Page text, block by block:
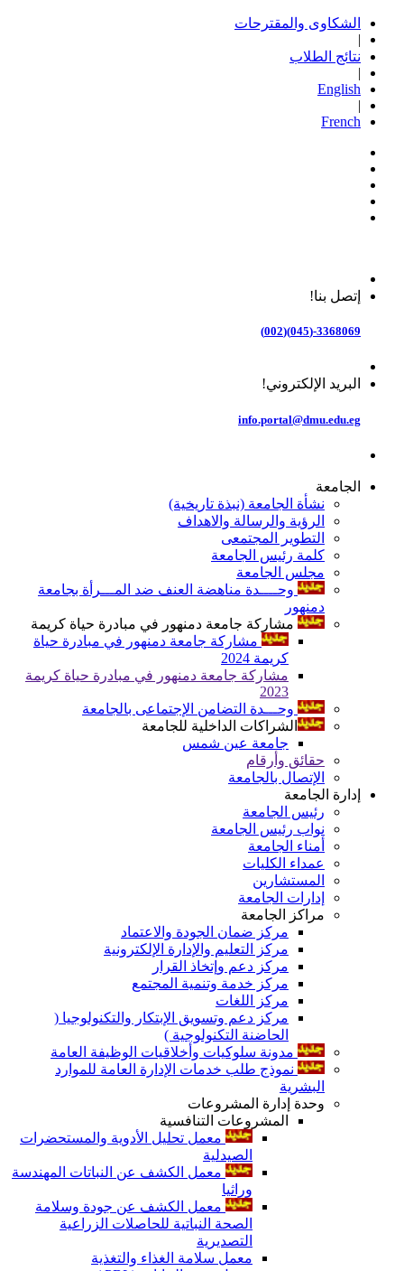
الشكاوى والمقترحات
|
نتائج الطلاب
|
English
|
French
إتصل بنا!
3368069-(045)(002)
البريد الإلكتروني!
info.portal@dmu.edu.eg
الجامعة
نشأة الجامعة (نبذة تاريخية)
الرؤية والرسالة والاهداف
التطوير المجتمعى
كلمة رئيس الجامعة
مجلس الجامعة
وحــــدة مناهضة العنف ضد المـــرأة بجامعة
دمنهور
مشاركة جامعة دمنهور في مبادرة حياة كريمة
مشاركة جامعة دمنهور في مبادرة حياة
كريمة 2024
مشاركة جامعة دمنهور في مبادرة حياة كريمة
2023
وحـــدة التضامن الإجتماعى بالجامعة
الشراكات الداخلية للجامعة
جامعة عين شمس
حقائق وأرقام
الإتصال بالجامعة
إدارة الجامعة
رئيس الجامعة
نواب رئيس الجامعة
أمناء الجامعة
عمداء الكليات
المستشارين
إدارات الجامعة
مراكز الجامعة
مركز ضمان الجودة والاعتماد
مركز التعليم والإدارة الإلكترونية
مركز دعم وإتخاذ القرار
مركز خدمة وتنمية المجتمع
مركز اللغات
مركز دعم وتسويق الإبتكار والتكنولوجيا (
الحاضنة التكنولوجية )
مدونة سلوكيات وأخلاقيات الوظيفة العامة
نموذج طلب خدمات الإدارة العامة للموارد
البشرية
وحدة إدارة المشروعات
المشروعات التنافسية
معمل تحليل الأدوية والمستحضرات
الصيدلية
معمل الكشف عن النباتات المهندسة
وراثيا
معمل الكشف عن جودة وسلامة
الصحة النباتية للحاصلات الزراعية
التصديرية
معمل سلامة الغذاء والتغذية